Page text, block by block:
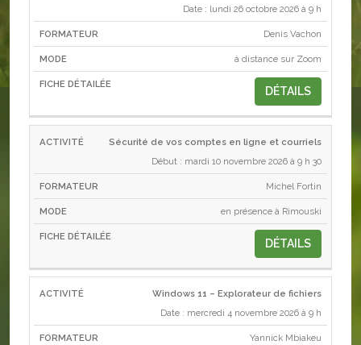
Date : lundi 26 octobre 2026 à 9 h
Denis Vachon
à distance sur Zoom
DÉTAILS
Sécurité de vos comptes en ligne et courriels
Début : mardi 10 novembre 2026 à 9 h 30
Michel Fortin
en présence à Rimouski
DÉTAILS
Windows 11 – Explorateur de fichiers
Date : mercredi 4 novembre 2026 à 9 h
Yannick Mbiakeu